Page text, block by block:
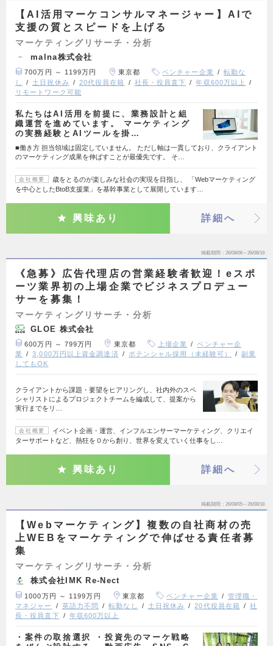
【AI活用マーケコンサルマネージャー】AIで
支援の質とスピードを上げる
マーケティングリサーチ・分析
malna株式会社
700万円 ～ 1199万円 東京都 ベンチャー企業
転勤な
し
土日祝休み 20代役員在籍 社長・役員直下
年収600万以上
リモートワーク可能
私たちはAI活用を前提に、業務設計と組
織運営を進めています。 マーケティング
の実務経験とAIツールを掛…
■働き方 担当領域は固定していません。 ただし軸は一貫しており、クライアント
のマーケティング成果を伸ばすことが最優先です。 そ…
会社概要
歳をとるのが楽しみな社会の実現を目指し、 「Webマーケティング
を中心としたBtoB支援業」を基幹事業として展開しています…
興味あり 詳細へ
掲載期間 26/08/06～26/08/19
《急募》広告代理店の営業経験者歓迎！eスポ
ーツ業界初の上場企業でビジネスプロデュー
サーを募集！
マーケティングリサーチ・分析
GLOE 株式会社
600万円 ～ 799万円 東京都 上場企業
ベンチャー企
業
3,000万円以上資金調達済 ポテンシャル採用（未経験可）
副業
してもOK
クライアントから課題・要望をヒアリングし、社内外のスペ
シャリストによるプロジェクトチームを編成して、提案から
実行までをリ…
会社概要
イベント企画・運営、インフルエンサーマーケティング、クリエイ
ターサポートなど、熱狂を０から創り、世界を変えていく仕事をし…
興味あり 詳細へ
掲載期間 26/08/05～26/08/18
【Webマーケティング】複数の自社商材の売
上WEBをマーケティングで伸ばせる責任者募
集
マーケティングリサーチ・分析
株式会社IMK Re-Nect
1000万円 ～ 1199万円 東京都 ベンチャー企業
管理職・
マネジャー
英語力不問 転勤なし 土日祝休み 20代役員在籍
社
長・役員直下
年収600万以上
・案件の取捨選択 ・投資先のマーケ戦略